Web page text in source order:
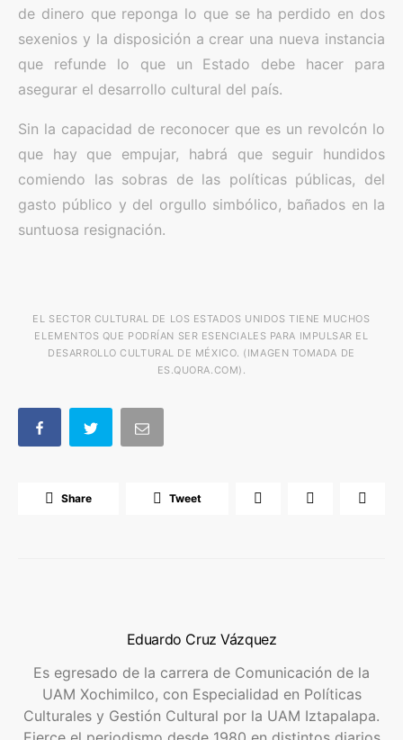
de dinero que reponga lo que se ha perdido en dos
sexenios y la disposición a crear una nueva instancia
que refunde lo que un Estado debe hacer para
asegurar el desarrollo cultural del país.
Sin la capacidad de reconocer que es un revolcón lo
que hay que empujar, habrá que seguir hundidos
comiendo las sobras de las políticas públicas, del
gasto público y del orgullo simbólico, bañados en la
suntuosa resignación.
EL SECTOR CULTURAL DE LOS ESTADOS UNIDOS TIENE MUCHOS
ELEMENTOS QUE PODRÍAN SER ESENCIALES PARA IMPULSAR EL
DESARROLLO CULTURAL DE MÉXICO. (IMAGEN TOMADA DE
ES.QUORA.COM).
Share Tweet
Eduardo Cruz Vázquez
Es egresado de la carrera de Comunicación de la
UAM Xochimilco, con Especialidad en Políticas
Culturales y Gestión Cultural por la UAM Iztapalapa.